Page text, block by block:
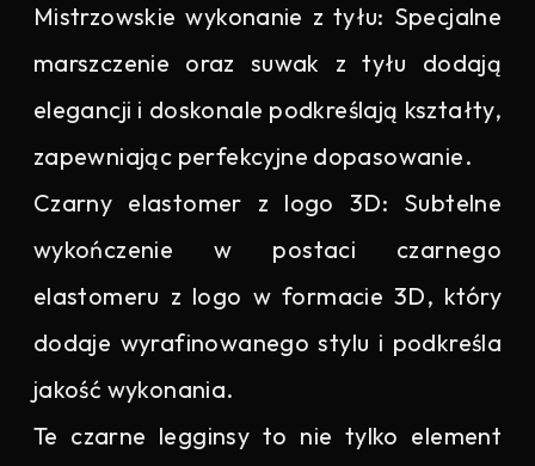
Mistrzowskie wykonanie z tyłu: Specjalne
marszczenie oraz suwak z tyłu dodają
elegancji i doskonale podkreślają kształty,
zapewniając perfekcyjne dopasowanie.
Czarny elastomer z logo 3D: Subtelne
wykończenie w postaci czarnego
elastomeru z logo w formacie 3D, który
dodaje wyrafinowanego stylu i podkreśla
jakość wykonania.
Te czarne legginsy to nie tylko element